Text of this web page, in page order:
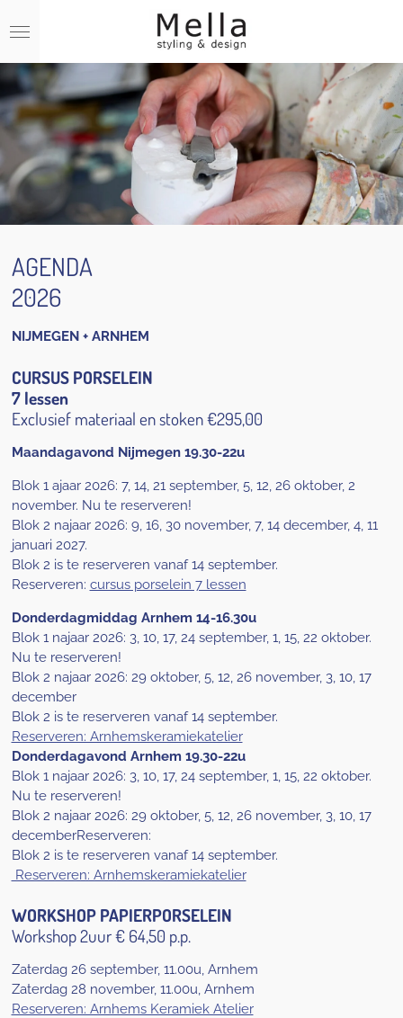
direct
de
hoofdinhoud
AGENDA
2026
NIJMEGEN + ARNHEM
CURSUS PORSELEIN
7 lessen
Exclusief materiaal en stoken €295,00
Maandagavond Nijmegen 19.30-22u
Blok 1 ajaar 2026: 7, 14, 21 september, 5, 12, 26 oktober, 2
november. Nu te reserveren!
Blok 2 najaar 2026: 9, 16, 30 november, 7, 14 december, 4, 11
januari 2027.
Blok 2 is te reserveren vanaf 14 september.
Reserveren: cursus porselein 7 lessen
Donderdagmiddag Arnhem 14-16.30u
Blok 1 najaar 2026: 3, 10, 17, 24 september, 1, 15, 22 oktober.
Nu te reserveren!
Blok 2 najaar 2026: 29 oktober, 5, 12, 26 november, 3, 10, 17
december
Blok 2 is te reserveren vanaf 14 september.
Reserveren: Arnhemskeramiekatelier
Donderdagavond Arnhem 19.30-22u
Blok 1 najaar 2026: 3, 10, 17, 24 september, 1, 15, 22 oktober.
Nu te reserveren!
Blok 2 najaar 2026: 29 oktober, 5, 12, 26 november, 3, 10, 17
decemberReserveren:
Blok 2 is te reserveren vanaf 14 september.
Reserveren: Arnhemskeramiekatelier
WORKSHOP PAPIERPORSELEIN
Workshop 2uur € 64,50 p.p.
Zaterdag 26 september, 11.00u, Arnhem
Zaterdag 28 november, 11.00u, Arnhem
Reserveren: Arnhems Keramiek Atelier